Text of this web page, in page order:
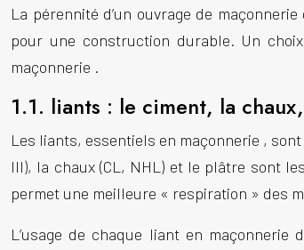
La pérennité d’un ouvrage de maçonnerie
pour une construction durable. Un
maçonnerie .
1.1. liants : le ciment, la
Les liants, essentiels en maçonnerie ,
III), la chaux (CL, NHL) et le plâtre sont
permet une meilleure « respiration » des
L’usage de chaque liant en maçonnerie